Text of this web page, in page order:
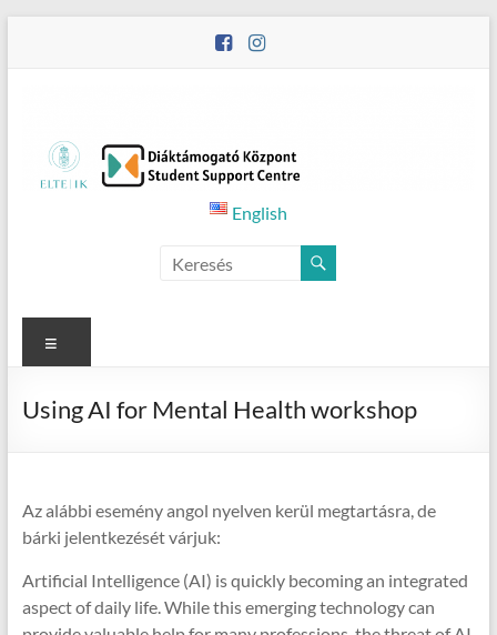
Counselling
English
Using AI for Mental Health workshop
Az alábbi esemény angol nyelven kerül megtartásra, de
bárki jelentkezését várjuk:
Artificial Intelligence (AI) is quickly becoming an integrated
aspect of daily life. While this emerging technology can